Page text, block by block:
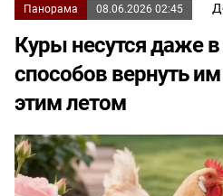
Панорама 08.06.2026 02:45
Куры несутся даже
способов вернуть
этим летом